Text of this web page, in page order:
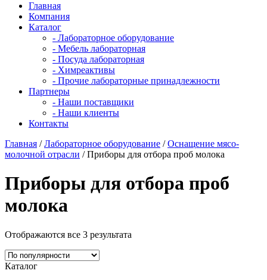
Главная
Компания
Каталог
- Лабораторное оборудование
- Мебель лабораторная
- Посуда лабораторная
- Химреактивы
- Прочие лабораторные принадлежности
Партнеры
- Наши поставщики
- Наши клиенты
Контакты
Главная /Лабораторное оборудование /Оснащение мясо-
молочной отрасли / Приборы для отбора проб молока
Приборы для отбора проб
молока
Отображаются все 3 результата
Каталог